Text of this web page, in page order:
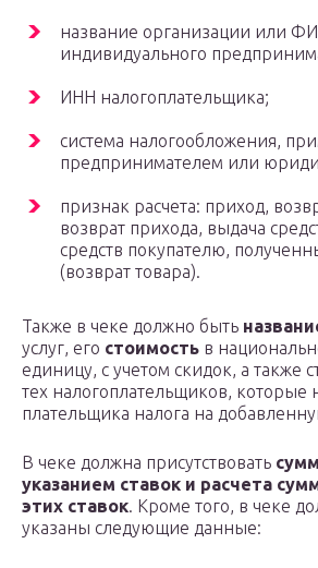
название организации или
индивидуального
ИНН налогоплательщика;
система налогообложения,
предпринимателем или
признак расчета: приход,
возврат прихода, выдача
средств покупателю,
(возврат товара).
Также в чеке должно быть
услуг, его стоимость в
единицу, с учетом скидок, а также
тех налогоплательщиков, которые
плательщика налога на
В чеке должна присутствовать
указанием ставок и расчета
этих ставок. Кроме того, в чеке
указаны следующие данные: